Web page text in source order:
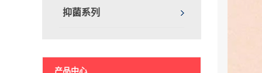
抑菌系列
产品中心